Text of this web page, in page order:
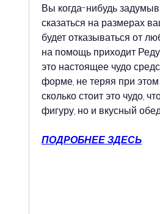
Вы когда-нибудь
сказаться на размерах
будет отказываться от
на помощь приходит
это настоящее чудо
форме, не теряя при
сколько стоит это чудо,
фигуру, но и вкусный
ПОДРОБНЕЕ ЗДЕСЬ